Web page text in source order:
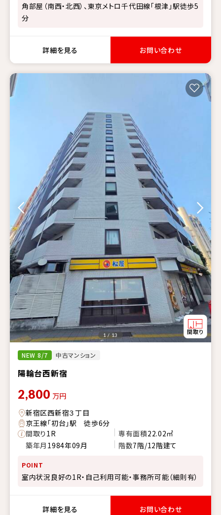
角部屋（南西・北西）、東京メトロ千代田線「根津」駅徒歩5
分
詳細を見る お問い合わせ
NEW 8/7 中古マンション
陽輪台西新宿
1 / 13
2,800 万円
新宿区西新宿３丁目
京王線「初台」駅 徒歩6分
間取り1R 専有面積22.02㎡
築年月 1984年09月 階数7階/12階建て
POINT
室内状況良好の1R・自己利用可能・事務所可能（細則有）
詳細を見る お問い合わせ